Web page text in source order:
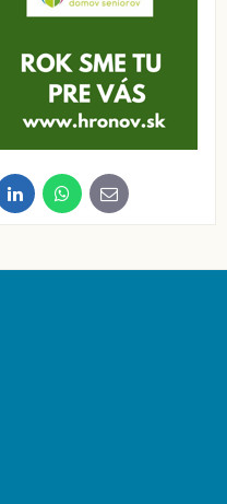
LinkedInWhatsApp
E-
mail